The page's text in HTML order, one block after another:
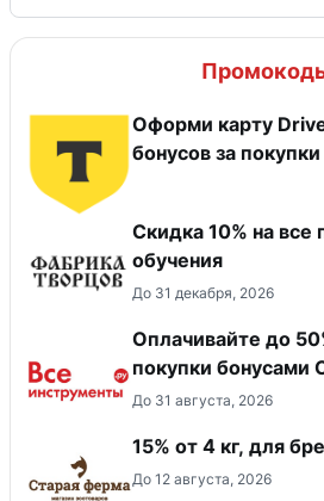
Оформи карту
бонусов за
Скидка 10% на
обучения
До 31 декабря, 2026
Оплачивайте до
покупки бонусами
До 31 августа, 2026
15% от 4 кг, для
До 12 августа, 2026